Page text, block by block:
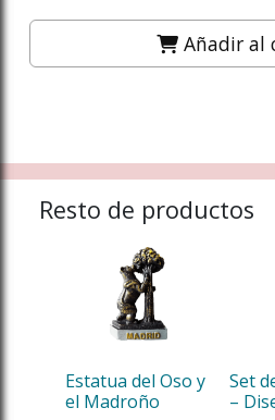
Añadir al
Resto de productos
Estatua del Oso y
el Madroño
Set
–